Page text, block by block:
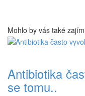
Mohlo by vás také
Antibiotika
se tomu..